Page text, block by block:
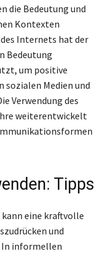
die Bedeutung und
Kontexten
Internets hat der
Bedeutung
um positive
sozialen Medien und
Verwendung des
weiterentwickelt
Tipps
kann eine kraftvolle
und
informellen